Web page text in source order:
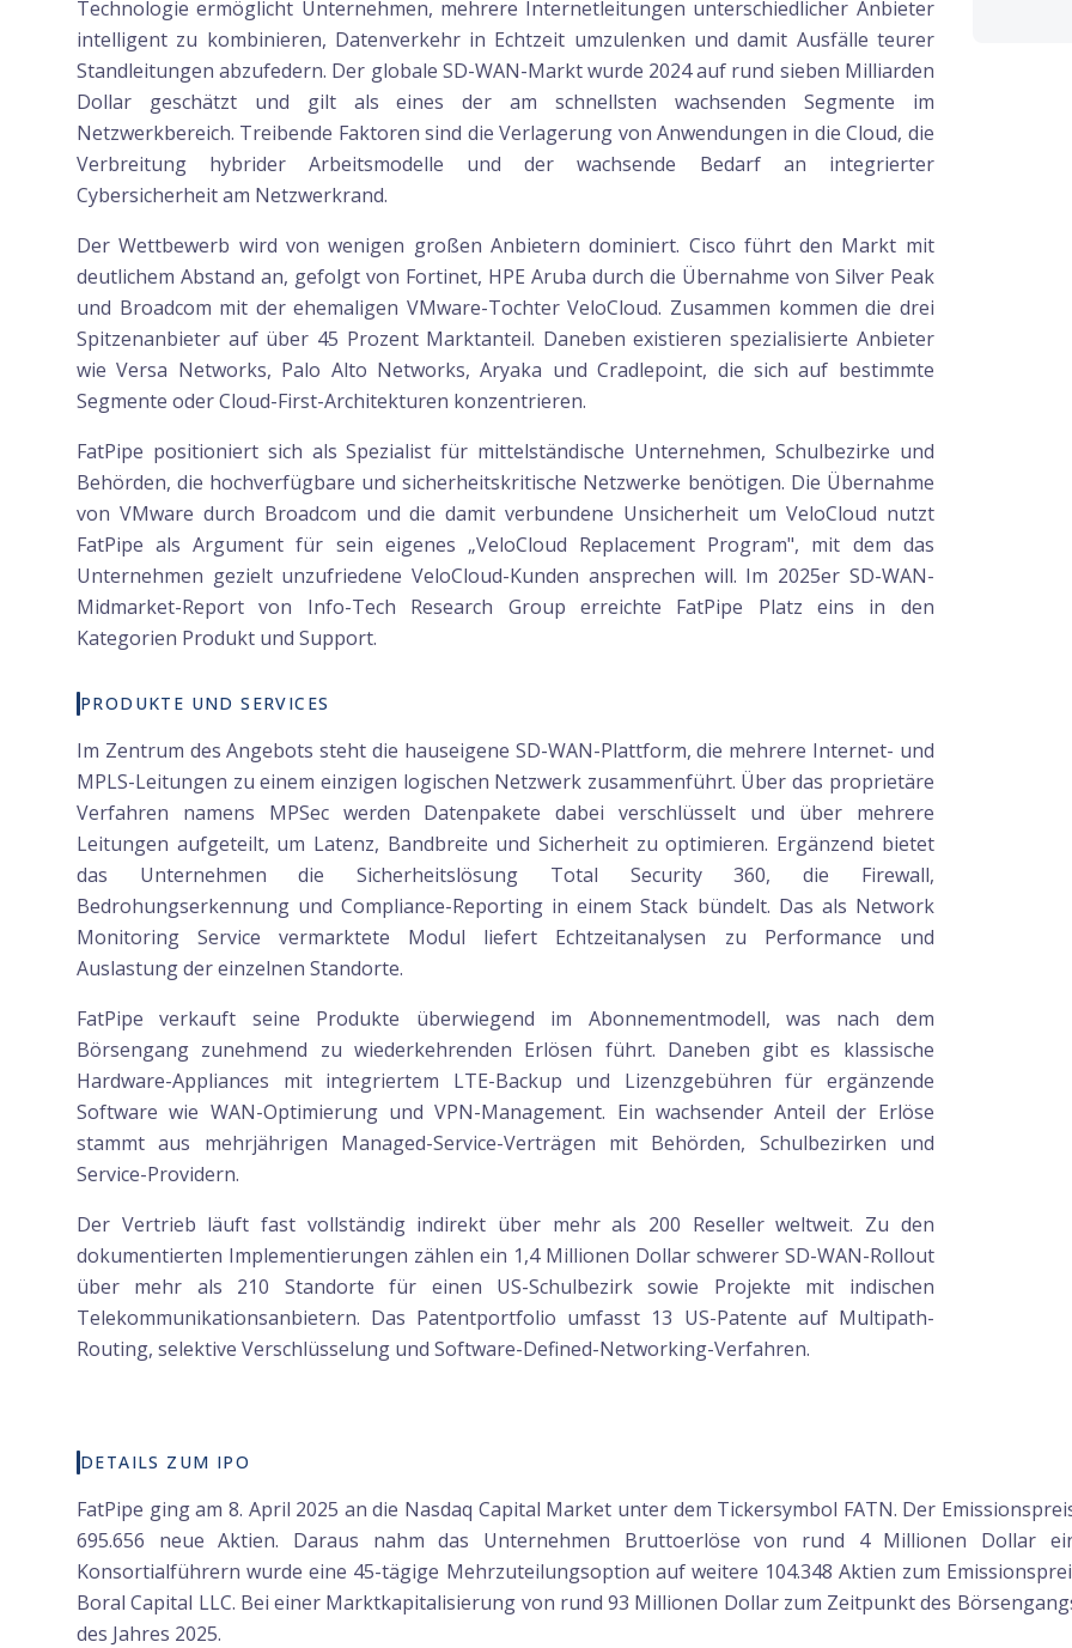
Technologie ermöglicht Unternehmen, mehrere Internetleitungen unterschiedlicher Anbieter
intelligent zu kombinieren, Datenverkehr in Echtzeit umzulenken und damit Ausfälle teurer
Standleitungen abzufedern. Der globale SD-WAN-Markt wurde 2024 auf rund sieben Milliarden
Dollar geschätzt und gilt als eines der am schnellsten wachsenden Segmente im
Netzwerkbereich. Treibende Faktoren sind die Verlagerung von Anwendungen in die Cloud, die
Verbreitung hybrider Arbeitsmodelle und der wachsende Bedarf an integrierter
Cybersicherheit am Netzwerkrand.
Der Wettbewerb wird von wenigen großen Anbietern dominiert. Cisco führt den Markt mit
deutlichem Abstand an, gefolgt von Fortinet, HPE Aruba durch die Übernahme von Silver Peak
und Broadcom mit der ehemaligen VMware-Tochter VeloCloud. Zusammen kommen die drei
Spitzenanbieter auf über 45 Prozent Marktanteil. Daneben existieren spezialisierte Anbieter
wie Versa Networks, Palo Alto Networks, Aryaka und Cradlepoint, die sich auf bestimmte
Segmente oder Cloud-First-Architekturen konzentrieren.
FatPipe positioniert sich als Spezialist für mittelständische Unternehmen, Schulbezirke und
Behörden, die hochverfügbare und sicherheitskritische Netzwerke benötigen. Die Übernahme
von VMware durch Broadcom und die damit verbundene Unsicherheit um VeloCloud nutzt
FatPipe als Argument für sein eigenes „VeloCloud Replacement Program", mit dem das
Unternehmen gezielt unzufriedene VeloCloud-Kunden ansprechen will. Im 2025er SD-WAN-
Midmarket-Report von Info-Tech Research Group erreichte FatPipe Platz eins in den
Kategorien Produkt und Support.
PRODUKTE UND SERVICES
Im Zentrum des Angebots steht die hauseigene SD-WAN-Plattform, die mehrere Internet- und
MPLS-Leitungen zu einem einzigen logischen Netzwerk zusammenführt. Über das proprietäre
Verfahren namens MPSec werden Datenpakete dabei verschlüsselt und über mehrere
Leitungen aufgeteilt, um Latenz, Bandbreite und Sicherheit zu optimieren. Ergänzend bietet
das Unternehmen die Sicherheitslösung Total Security 360, die Firewall,
Bedrohungserkennung und Compliance-Reporting in einem Stack bündelt. Das als Network
Monitoring Service vermarktete Modul liefert Echtzeitanalysen zu Performance und
Auslastung der einzelnen Standorte.
FatPipe verkauft seine Produkte überwiegend im Abonnementmodell, was nach dem
Börsengang zunehmend zu wiederkehrenden Erlösen führt. Daneben gibt es klassische
Hardware-Appliances mit integriertem LTE-Backup und Lizenzgebühren für ergänzende
Software wie WAN-Optimierung und VPN-Management. Ein wachsender Anteil der Erlöse
stammt aus mehrjährigen Managed-Service-Verträgen mit Behörden, Schulbezirken und
Service-Providern.
Der Vertrieb läuft fast vollständig indirekt über mehr als 200 Reseller weltweit. Zu den
dokumentierten Implementierungen zählen ein 1,4 Millionen Dollar schwerer SD-WAN-Rollout
über mehr als 210 Standorte für einen US-Schulbezirk sowie Projekte mit indischen
Telekommunikationsanbietern. Das Patentportfolio umfasst 13 US-Patente auf Multipath-
Routing, selektive Verschlüsselung und Software-Defined-Networking-Verfahren.
DETAILS ZUM IPO
FatPipe ging am 8. April 2025 an die Nasdaq Capital Market unter dem Tickersymbol FATN. Der
695.656 neue Aktien. Daraus nahm das Unternehmen Bruttoerlöse von rund 4 Millionen Dollar
Konsortialführern wurde eine 45-tägige Mehrzuteilungsoption auf weitere 104.348 Aktien zum
Boral Capital LLC. Bei einer Marktkapitalisierung von rund 93 Millionen Dollar zum Zeitpunkt des
des Jahres 2025.